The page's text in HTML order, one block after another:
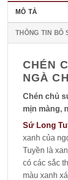
MÔ TẢ
THÔNG TIN BỔ
CHÉN
NGÀ
Chén chủ
mịn màng,
Sứ Long
xanh của
Tuyền là
có các sắc
màu xanh